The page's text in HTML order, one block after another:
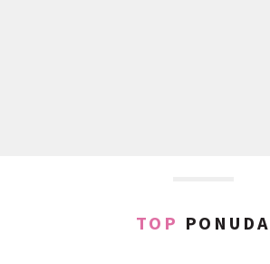
TOP PONUDA